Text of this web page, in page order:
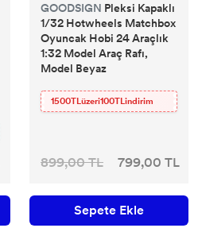
GOODSIGN Pleksi Kapaklı
1/32 Hotwheels Matchbox
Oyuncak Hobi 24 Araçlık
1:32 Model Araç Rafı,
Model Beyaz
1500TLüzeri100TLindirim
899,00 TL 799,00 TL
Sepete Ekle